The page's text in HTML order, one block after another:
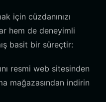
için cüzdanınızı
hem de deneyimli
basit bir süreçtir:
resmi web sitesinden
mağazasından indirin